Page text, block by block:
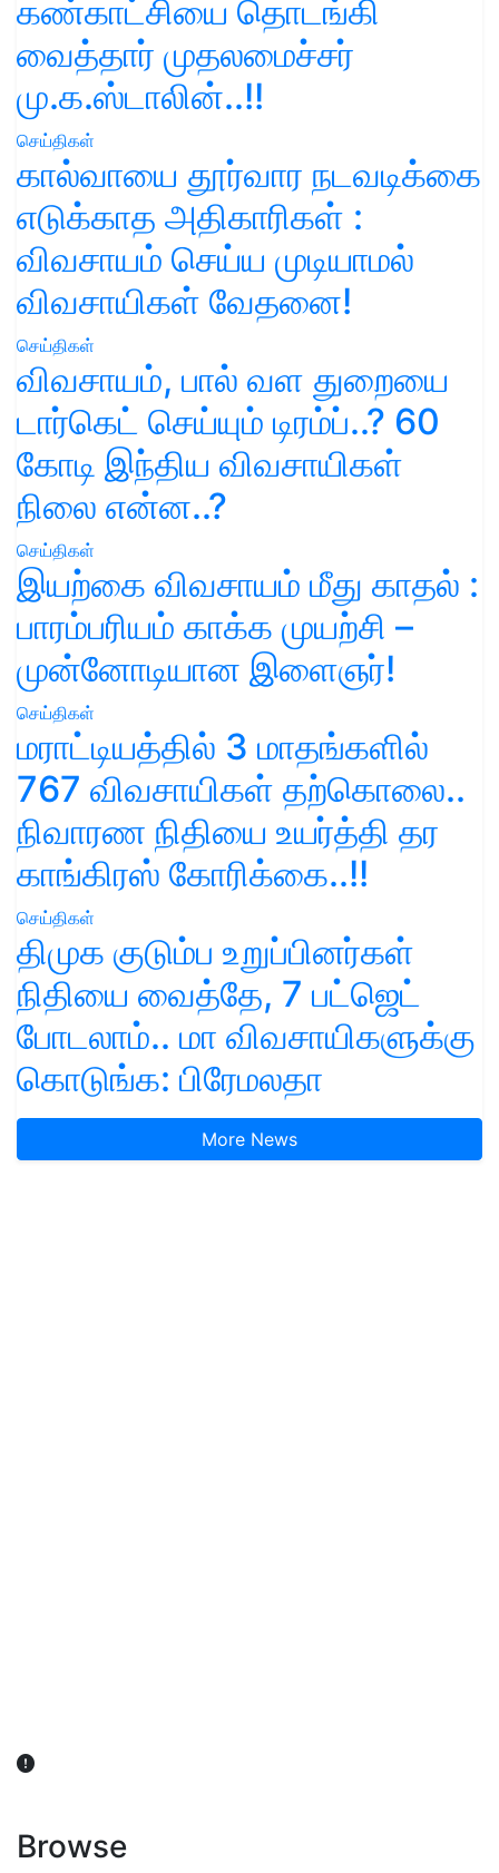
கண்காட்சியை தொடங்கி
வைத்தார் முதலமைச்சர்
மு.க.ஸ்டாலின்..!!
செய்திகள்
கால்வாயை தூர்வார நடவடிக்கை
எடுக்காத அதிகாரிகள் :
விவசாயம் செய்ய முடியாமல்
விவசாயிகள் வேதனை!
செய்திகள்
விவசாயம், பால் வள துறையை
டார்கெட் செய்யும் டிரம்ப்..? 60
கோடி இந்திய விவசாயிகள்
நிலை என்ன..?
செய்திகள்
இயற்கை விவசாயம் மீது காதல் :
பாரம்பரியம் காக்க முயற்சி –
முன்னோடியான இளைஞர்!
செய்திகள்
மராட்டியத்தில் 3 மாதங்களில்
767 விவசாயிகள் தற்கொலை..
நிவாரண நிதியை உயர்த்தி தர
காங்கிரஸ் கோரிக்கை..!!
செய்திகள்
திமுக குடும்ப உறுப்பினர்கள்
நிதியை வைத்தே, 7 பட்ஜெட்
போடலாம்.. மா விவசாயிகளுக்கு
கொடுங்க: பிரேமலதா
More News
Browse